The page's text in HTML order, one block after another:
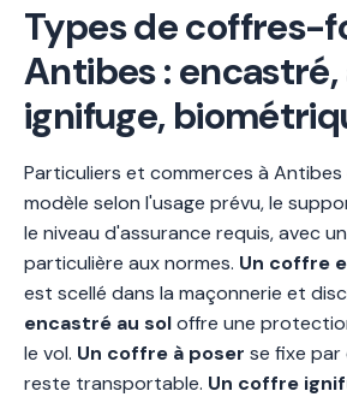
Types de coffres-
Antibes : encastré,
ignifuge,
Particuliers et commerces à
modèle selon l'usage prévu, le
le niveau d'assurance requis, avec
particulière aux normes. Un coffre
est scellé dans la maçonnerie et
encastré au soloffre une
le vol. Un coffre à poser se fixe
reste transportable. Un coffre